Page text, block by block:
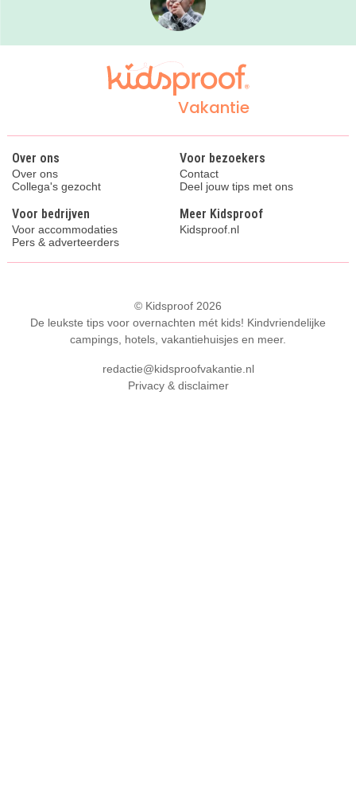
Vakantie
Over ons
Over ons
Collega's gezocht
Voor bezoekers
Contact
Deel jouw tips met ons
Voor bedrijven
Voor accommodaties
Pers & adverteerders
Meer Kidsproof
Kidsproof.nl
© Kidsproof 2026
De leukste tips voor overnachten mét kids! Kindvriendelijke
campings, hotels, vakantiehuisjes en meer.
redactie@kidsproofvakantie.nl
Privacy & disclaimer